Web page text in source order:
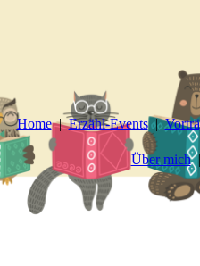
Home Erzähl-Events
Über mich